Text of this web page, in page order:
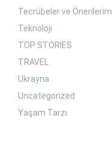
Tecrübeler ve Önerilerim
Teknoloji
TOP STORIES
TRAVEL
Ukrayna
Uncategorized
Yaşam Tarzı